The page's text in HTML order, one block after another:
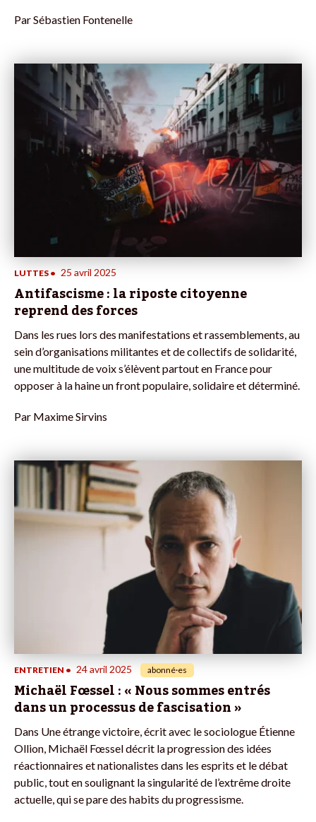
ParSébastien Fontenelle
LUTTES • 25 avril 2025
Antifascisme : la riposte citoyenne
reprend des forces
Dans les rues lors des manifestations et rassemblements, au
sein d’organisations militantes et de collectifs de solidarité,
une multitude de voix s’élèvent partout en France pour
opposer à la haine un front populaire, solidaire et déterminé.
Par Maxime Sirvins
ENTRETIEN • 24 avril 2025 abonné·es
Michaël Fœssel : « Nous sommes entrés
dans un processus de fascisation »
Dans Une étrange victoire, écrit avec le sociologue Étienne
Ollion, Michaël Fœssel décrit la progression des idées
réactionnaires et nationalistes dans les esprits et le débat
public, tout en soulignant la singularité de l’extrême droite
actuelle, qui se pare des habits du progressisme.